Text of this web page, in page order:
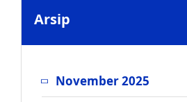
Arsip
November 2025